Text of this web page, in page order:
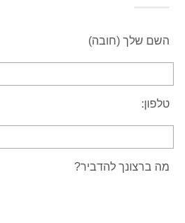
השם שלך (חובה)
טלפון:
מה ברצונך להדביר?